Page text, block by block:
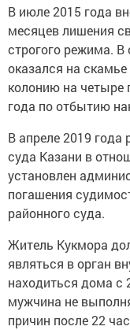
В июле 2015 года
месяцев лишения
строгого режима. В
оказался на
колонию на четыре
года по отбытию
В апреле 2019
суда Казани в
установлен
погашения
районного суда.
Житель Кукмора
являться в орган
находиться дома с
мужчина не
причин после 22